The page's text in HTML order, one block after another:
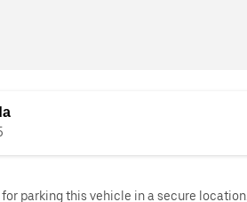
parking this vehicle in a secure location.